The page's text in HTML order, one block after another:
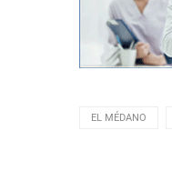
EL MÉDANO